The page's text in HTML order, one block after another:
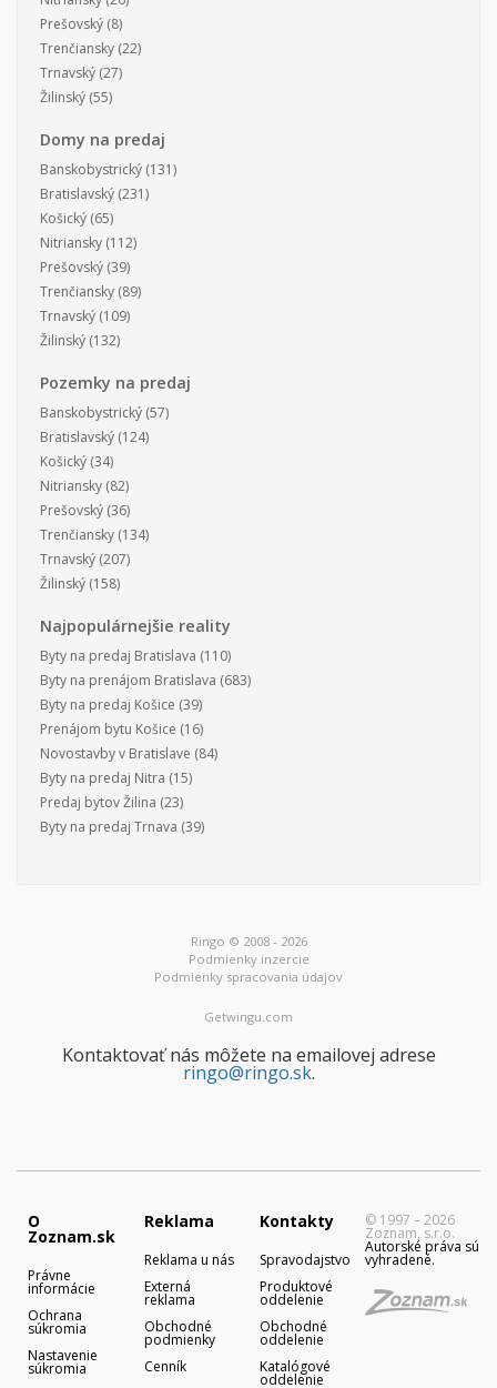
Prešovský (8)
Trenčiansky (22)
Trnavský (27)
Žilinský (55)
Domy na predaj
Banskobystrický (131)
Bratislavský (231)
Košický (65)
Nitriansky (112)
Prešovský (39)
Trenčiansky (89)
Trnavský (109)
Žilinský (132)
Pozemky na predaj
Banskobystrický (57)
Bratislavský (124)
Košický (34)
Nitriansky (82)
Prešovský (36)
Trenčiansky (134)
Trnavský (207)
Žilinský (158)
Najpopulárnejšie reality
Byty na predaj Bratislava (110)
Byty na prenájom Bratislava (683)
Byty na predaj Košice (39)
Prenájom bytu Košice (16)
Novostavby v Bratislave (84)
Byty na predaj Nitra (15)
Predaj bytov Žilina (23)
Byty na predaj Trnava (39)
Ringo © 2008 - 2026
Podmienky inzercie
Podmienky spracovania údajov
Getwingu.com
Kontaktovať nás môžete na emailovej adrese
ringo@ringo.sk.
O
Zoznam.sk
Právne
informácie
Ochrana
súkromia
Nastavenie
súkromia
Reklama
Reklama u nás
Externá
reklama
Obchodné
podmienky
Cenník
Kontakty
Spravodajstvo
Produktové
oddelenie
Obchodné
oddelenie
Katalógové
oddelenie
© 1997 – 2026
Zoznam, s.r.o.
Autorské práva sú
vyhradené.